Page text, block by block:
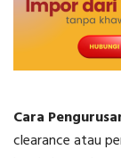
Cara
clearance atau